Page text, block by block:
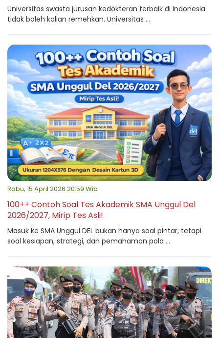
Universitas swasta jurusan kedokteran terbaik di Indonesia
tidak boleh kalian remehkan. Universitas ...
Rabu, 15 April 2026 20:59 Wib
100++ Contoh Soal Tes Akademik SMA Unggul Del
2026/2027, Mirip Tes Asli!
Masuk ke SMA Unggul DEL bukan hanya soal pintar, tetapi
soal kesiapan, strategi, dan pemahaman pola ...